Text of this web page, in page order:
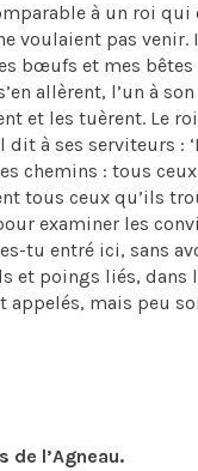
à un roi
voulaient pas venir.
bœufs et mes bêtes
allèrent, l’un à
et les tuèrent. Le
à ses serviteurs :
chemins : tous
tous ceux qu’ils
examiner les
tu entré ici, sans
et poings liés,
appelés, mais peu
de l’Agneau.